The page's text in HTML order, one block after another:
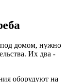
под домом, нужно
Их два -
оборудуют на